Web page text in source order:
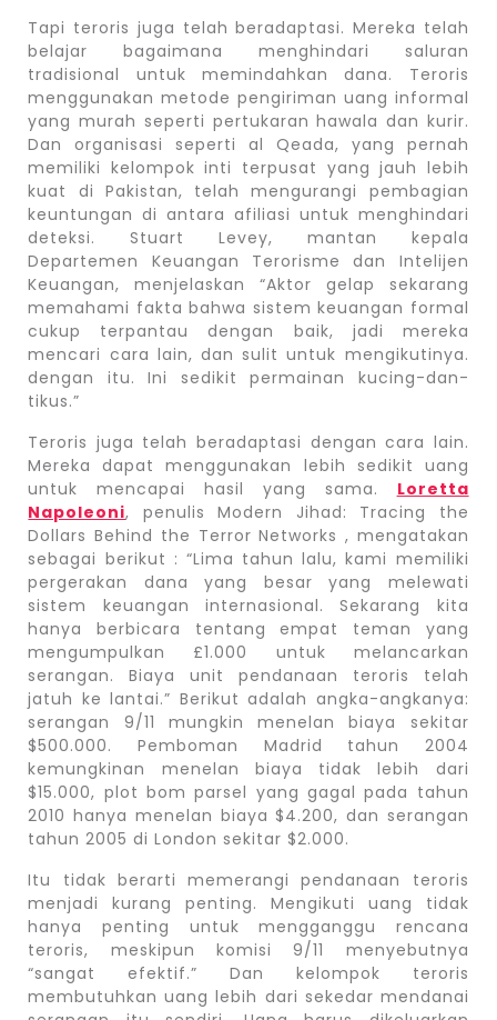
Tapi teroris juga telah beradaptasi. Mereka telah
belajar bagaimana menghindari saluran
tradisional untuk memindahkan dana. Teroris
menggunakan metode pengiriman uang informal
yang murah seperti pertukaran hawala dan kurir.
Dan organisasi seperti al Qeada, yang pernah
memiliki kelompok inti terpusat yang jauh lebih
kuat di Pakistan, telah mengurangi pembagian
keuntungan di antara afiliasi untuk menghindari
deteksi. Stuart Levey, mantan kepala
Departemen Keuangan Terorisme dan Intelijen
Keuangan, menjelaskan “Aktor gelap sekarang
memahami fakta bahwa sistem keuangan formal
cukup terpantau dengan baik, jadi mereka
mencari cara lain, dan sulit untuk mengikutinya.
dengan itu. Ini sedikit permainan kucing-dan-
tikus.”
Teroris juga telah beradaptasi dengan cara lain.
Mereka dapat menggunakan lebih sedikit uang
untuk mencapai hasil yang sama. Loretta
Napoleoni, penulis Modern Jihad: Tracing the
Dollars Behind the Terror Networks , mengatakan
sebagai berikut : “Lima tahun lalu, kami memiliki
pergerakan dana yang besar yang melewati
sistem keuangan internasional. Sekarang kita
hanya berbicara tentang empat teman yang
mengumpulkan £1.000 untuk melancarkan
serangan. Biaya unit pendanaan teroris telah
jatuh ke lantai.” Berikut adalah angka-angkanya:
serangan 9/11 mungkin menelan biaya sekitar
$500.000. Pemboman Madrid tahun 2004
kemungkinan menelan biaya tidak lebih dari
$15.000, plot bom parsel yang gagal pada tahun
2010 hanya menelan biaya $4.200, dan serangan
tahun 2005 di London sekitar $2.000.
Itu tidak berarti memerangi pendanaan teroris
menjadi kurang penting. Mengikuti uang tidak
hanya penting untuk mengganggu rencana
teroris, meskipun komisi 9/11 menyebutnya
“sangat efektif.” Dan kelompok teroris
membutuhkan uang lebih dari sekedar mendanai